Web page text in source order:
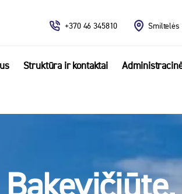
+370 46 345810 Smiltelės
Struktūra ir kontaktai